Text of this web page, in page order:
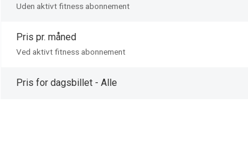
Uden aktivt fitness abonnement
Pris pr. måned
Ved aktivt fitness abonnement
Pris for dagsbillet - Alle